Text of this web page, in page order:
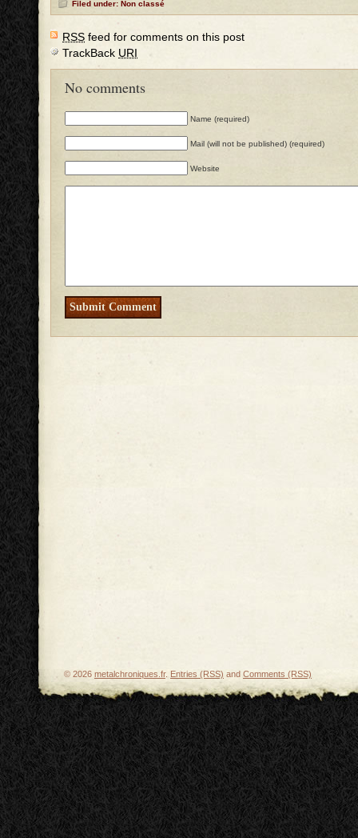
Filed under: Non classé
RSS feed for comments on this post
TrackBack URI
No comments
Name (required)
Mail (will not be published) (required)
Website
© 2026 metalchroniques.fr. Entries (RSS) and Comments (RSS)